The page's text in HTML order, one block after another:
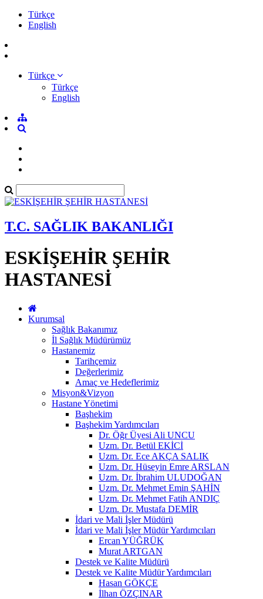
Türkçe
English
Türkçe
Türkçe
English
T.C. SAĞLIK BAKANLIĞI
ESKİŞEHİR ŞEHİR
HASTANESİ
Kurumsal
Sağlık Bakanımız
İl Sağlık Müdürümüz
Hastanemiz
Tarihçemiz
Değerlerimiz
Amaç ve Hedeflerimiz
Misyon&Vizyon
Hastane Yönetimi
Başhekim
Başhekim Yardımcıları
Dr. Öğr Üyesi Ali UNCU
Uzm. Dr. Betül EKİCİ
Uzm. Dr. Ece AKÇA SALIK
Uzm. Dr. Hüseyin Emre ARSLAN
Uzm. Dr. İbrahim ULUDOĞAN
Uzm. Dr. Mehmet Emin ŞAHİN
Uzm. Dr. Mehmet Fatih ANDIÇ
Uzm. Dr. Mustafa DEMİR
İdari ve Mali İşler Müdürü
İdari ve Mali İşler Müdür Yardımcıları
Ercan YÜĞRÜK
Murat ARTGAN
Destek ve Kalite Müdürü
Destek ve Kalite Müdür Yardımcıları
Hasan GÖKÇE
İlhan ÖZÇINAR